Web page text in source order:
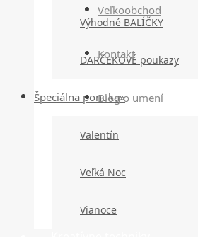
Veľkoobchod
Kontakt
Blog o umení
Výhodné BALÍČKY
DARČEKOVÉ poukazy
Špeciálna ponuka»
Valentín
Veľká Noc
Vianoce